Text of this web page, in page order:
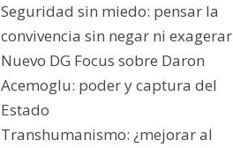
Seguridad sin miedo: pensar la
convivencia sin negar ni exagerar
Nuevo DG Focus sobre Daron
Acemoglu: poder y captura del
Estado
Transhumanismo: ¿mejorar al